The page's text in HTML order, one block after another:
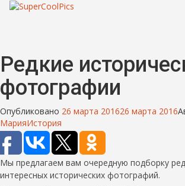
Редкие
фотографии
Опубликовано 26 марта 201626 марта 2016
МарияИстория
Мы предлагаем вам очередную подборку
интересных исторических фотографий.